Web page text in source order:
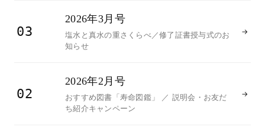
03
2026年3月号
塩水と真水の重さくらべ／修了証書授与式のお
知らせ
→
02
2026年2月号
おすすめ図書「寿命図鑑」 ／ 説明会・お友だ
ち紹介キャンペーン
→